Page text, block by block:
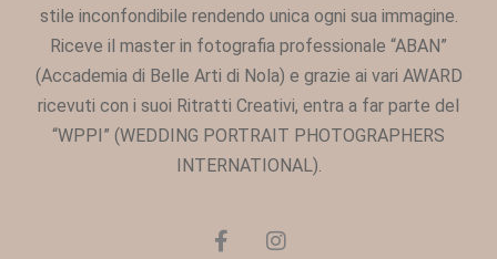
stile inconfondibile rendendo unica ogni sua immagine.
Riceve il master in fotografia professionale “ABAN”
(Accademia di Belle Arti di Nola) e grazie ai vari AWARD
ricevuti con i suoi Ritratti Creativi, entra a far parte del
“WPPI” (WEDDING PORTRAIT PHOTOGRAPHERS
INTERNATIONAL).